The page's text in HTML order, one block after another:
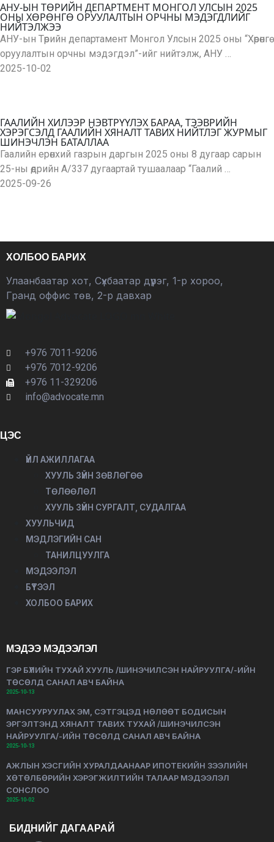
АНУ-ЫН ТӨРИЙН ДЕПАРТМЕНТ МОНГОЛ УЛСЫН 2025
ОНЫ ХӨРӨНГӨ ОРУУЛАЛТЫН ОРЧНЫ МЭДЭГДЛИЙГ
НИЙТЭЛЖЭЭ
АНУ-ын Төрийн департамент Монгол Улсын 2025 оны “Хөрөнгө
оруулалтын орчны мэдэгдэл”-ийг нийтэлж, АНУ …
2025-10-02
ГААЛИЙН ХИЛЭЭР НЭВТРҮҮЛЭХ БАРАА, ТЭЭВРИЙН
ХЭРЭГСЭЛД ГААЛИЙН ХЯНАЛТ ТАВИХ НИЙТЛЭГ ЖУРМЫГ
ШИНЭЧЛЭН БАТАЛЛАА
Гаалийн ерөнхий газрын даргын 2025 оны 8 дугаар сарын
25-ны өдрийн А/337 дугаартай тушаалаар “Гаалий …
2025-09-26
ХОЛБОО БАРИХ
Улаанбаатар хот, Сүхбаатар дүүрэг, 1-р хороо,
Гранд оффис төв, 2-р давхар
+976 7011-9206
+976 7012-9206
+976 11-329206
info@advocate.mn
ЦЭС
ҮЙЛ АЖИЛЛАГАА
ХУУЛЬ ЗҮЙН ЗӨВЛӨГӨӨ
ТӨЛӨӨЛӨЛ
ХУУЛЬ ЗҮЙН СУРГАЛТ, СУДАЛГАА
ХУУЛЬЧИД
МЭДЛЭГИЙН САН
ТАНИЛЦУУЛГА
МЭДЭЭЛЭЛ
БҮТЭЭЛ
ХОЛБОО БАРИХ
МЭДЭЭ МЭДЭЭЛЭЛ
ГЭР БҮЛИЙН ТУХАЙ ХУУЛЬ /ШИНЭЧИЛСЭН НАЙРУУЛГА/-ИЙН
ТӨСӨЛД САНАЛ АВЧ БАЙНА
2025-10-13
МАНСУУРУУЛАХ ЭМ, СЭТГЭЦЭД НӨЛӨӨТ БОДИСЫН
ЭРГЭЛТЭНД ХЯНАЛТ ТАВИХ ТУХАЙ /ШИНЭЧИЛСЭН
НАЙРУУЛГА/-ИЙН ТӨСӨЛД САНАЛ АВЧ БАЙНА
2025-10-13
АЖЛЫН ХЭСГИЙН ХУРАЛДААНААР ИПОТЕКИЙН ЗЭЭЛИЙН
ХӨТӨЛБӨРИЙН ХЭРЭГЖИЛТИЙН ТАЛААР МЭДЭЭЛЭЛ
СОНСЛОО
2025-10-02
БИДНИЙГ ДАГААРАЙ